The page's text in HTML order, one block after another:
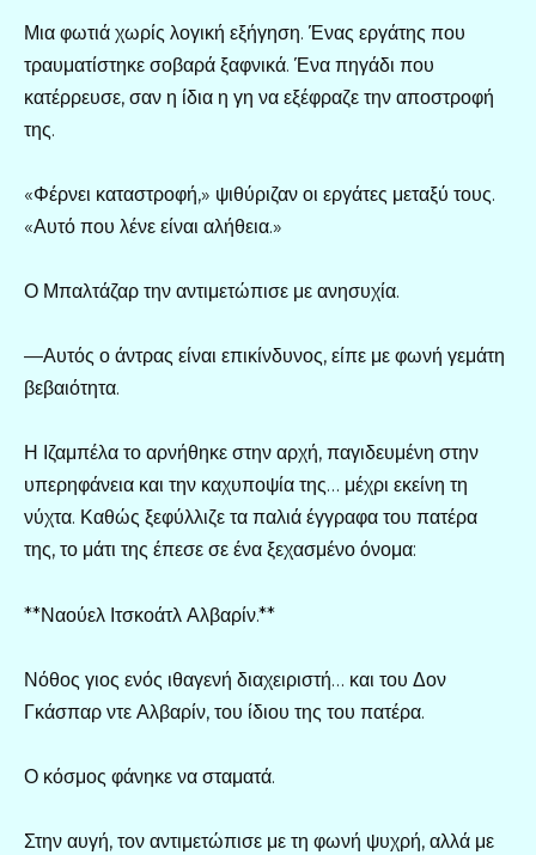
Μια φωτιά χωρίς λογική εξήγηση. Ένας εργάτης που
τραυματίστηκε σοβαρά ξαφνικά. Ένα πηγάδι που
κατέρρευσε, σαν η ίδια η γη να εξέφραζε την αποστροφή
της.
«Φέρνει καταστροφή,» ψιθύριζαν οι εργάτες μεταξύ τους.
«Αυτό που λένε είναι αλήθεια.»
Ο Μπαλτάζαρ την αντιμετώπισε με ανησυχία.
—Αυτός ο άντρας είναι επικίνδυνος, είπε με φωνή γεμάτη
βεβαιότητα.
Η Ιζαμπέλα το αρνήθηκε στην αρχή, παγιδευμένη στην
υπερηφάνεια και την καχυποψία της… μέχρι εκείνη τη
νύχτα. Καθώς ξεφύλλιζε τα παλιά έγγραφα του πατέρα
της, το μάτι της έπεσε σε ένα ξεχασμένο όνομα:
**Ναούελ Ιτσκοάτλ Αλβαρίν.**
Νόθος γιος ενός ιθαγενή διαχειριστή… και του Δον
Γκάσπαρ ντε Αλβαρίν, του ίδιου της του πατέρα.
Ο κόσμος φάνηκε να σταματά.
Στην αυγή, τον αντιμετώπισε με τη φωνή ψυχρή, αλλά με